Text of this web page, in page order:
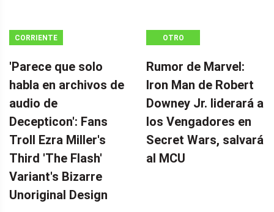
CORRIENTE
'Parece que solo
habla en archivos de
audio de
Decepticon': Fans
Troll Ezra Miller's
Third 'The Flash'
Variant's Bizarre
Unoriginal Design
OTRO
Rumor de Marvel:
Iron Man de Robert
Downey Jr. liderará a
los Vengadores en
Secret Wars, salvará
al MCU